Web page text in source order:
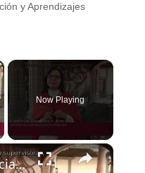
y Aprendizajes
Now Playing
×
Mensaje de Leticia Ramírez para la Segunda Sesión Ordinaria del CTE 2023-2024: Supervisores y Directores